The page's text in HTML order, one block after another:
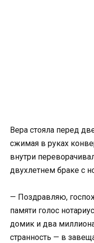
Вера стояла перед
сжимая в руках
внутри
двухлетнем браке с
— Поздравляю,
памяти голос
домик и два миллиона
странность — в